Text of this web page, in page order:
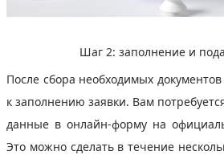
Шаг 2: заполнение и
После сбора необходимых
к заполнению заявки. Вам
данные в онлайн-форму на
Это можно сделать в течение